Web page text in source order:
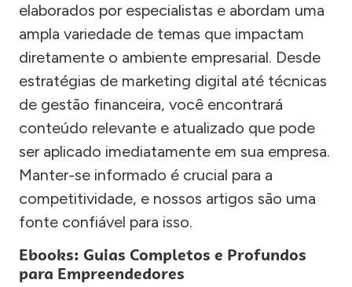
elaborados por especialistas e abordam uma
ampla variedade de temas que impactam
diretamente o ambiente empresarial. Desde
estratégias de marketing digital até técnicas
de gestão financeira, você encontrará
conteúdo relevante e atualizado que pode
ser aplicado imediatamente em sua empresa.
Manter-se informado é crucial para a
competitividade, e nossos artigos são uma
fonte confiável para isso.
Ebooks: Guias Completos e Profundos
para Empreendedores